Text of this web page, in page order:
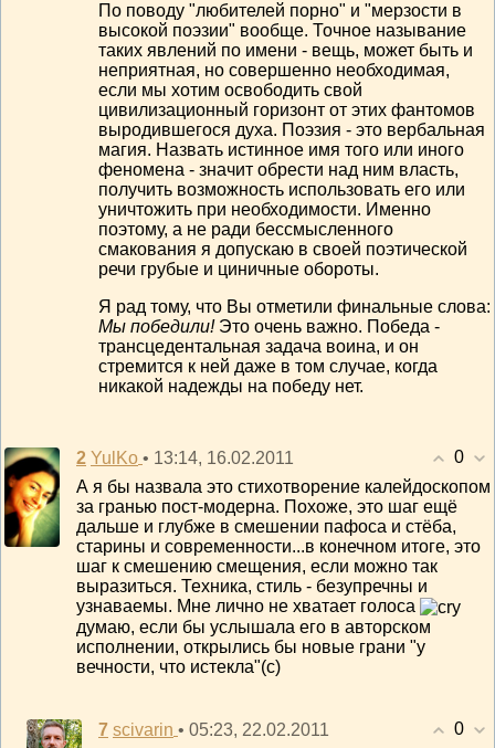
По поводу "любителей порно" и "мерзости в
высокой поэзии" вообще. Точное называние
таких явлений по имени - вещь, может быть и
неприятная, но совершенно необходимая,
если мы хотим освободить свой
цивилизационный горизонт от этих фантомов
выродившегося духа. Поэзия - это вербальная
магия. Назвать истинное имя того или иного
феномена - значит обрести над ним власть,
получить возможность использовать его или
уничтожить при необходимости. Именно
поэтому, а не ради бессмысленного
смакования я допускаю в своей поэтической
речи грубые и циничные обороты.
Я рад тому, что Вы отметили финальные слова:
Мы победили!Это очень важно. Победа -
трансцедентальная задача воина, и он
стремится к ней даже в том случае, когда
никакой надежды на победу нет.
0
2 YulKo • 13:14, 16.02.2011
А я бы назвала это стихотворение калейдоскопом
за гранью пост-модерна. Похоже, это шаг ещё
дальше и глубже в смешении пафоса и стёба,
старины и современности...в конечном итоге, это
шаг к смешению смещения, если можно так
выразиться. Техника, стиль - безупречны и
узнаваемы. Мне лично не хватает голоса
думаю, если бы услышала его в авторском
исполнении, открылись бы новые грани "у
вечности, что истекла"(с)
0
7 scivarin • 05:23, 22.02.2011